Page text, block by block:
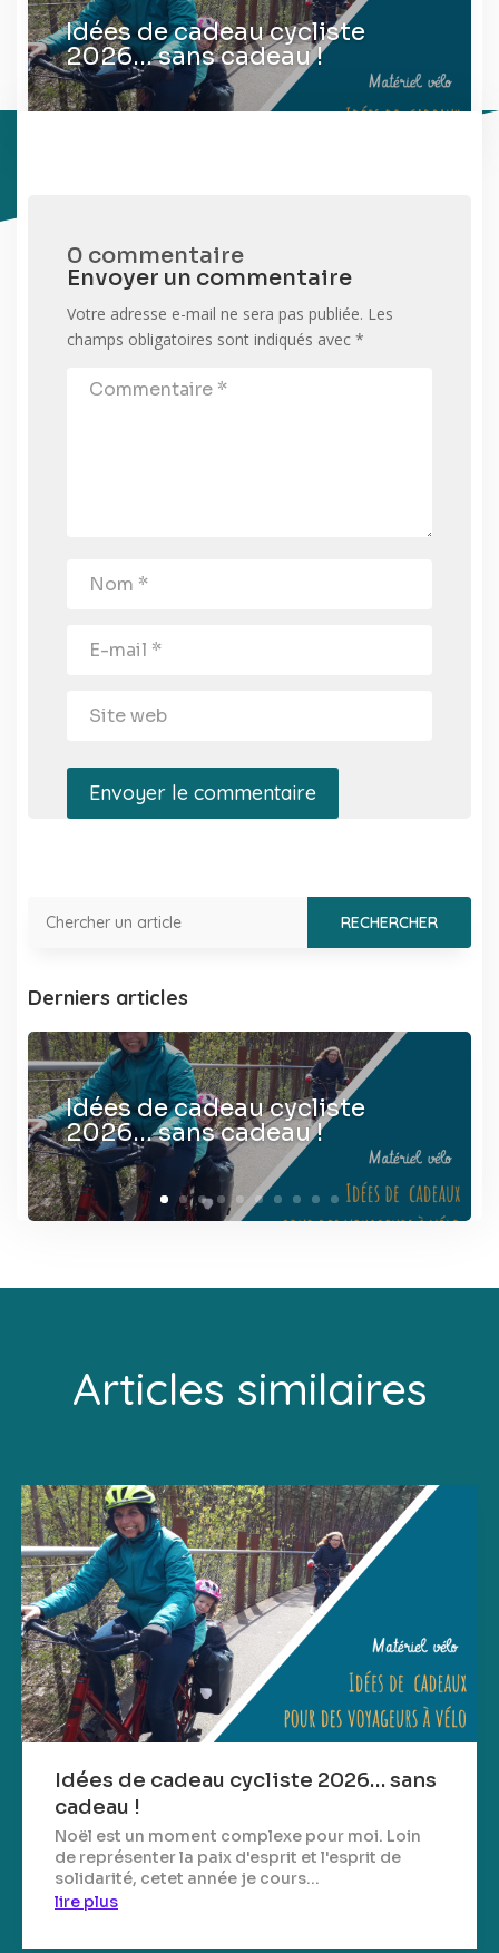
Idées de cadeau cycliste
2026… sans cadeau !
0 commentaire
Envoyer un commentaire
Votre adresse e-mail ne sera pas publiée. Les
champs obligatoires sont indiqués avec *
Envoyer le commentaire
Derniers articles
Idées de cadeau cycliste
2026… sans cadeau !
Articles similaires
Idées de cadeau cycliste 2026… sans
cadeau !
Noël est un moment complexe pour moi. Loin
de représenter la paix d'esprit et l'esprit de
solidarité, cetet année je cours...
lire plus